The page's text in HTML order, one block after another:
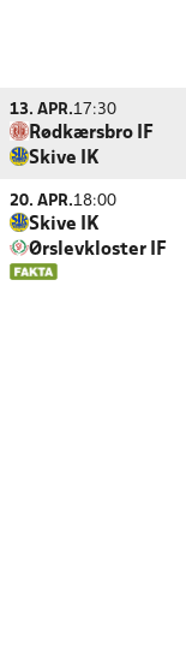
13. APR.17:30
Rødkærsbro IF
Skive IK
20. APR.18:00
Skive IK
Ørslevkloster IF